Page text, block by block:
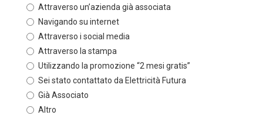
Attraverso un’azienda già associata
Navigando su internet
Attraverso i social media
Attraverso la stampa
Utilizzando la promozione “2 mesi gratis”
Sei stato contattato da Elettricità Futura
Già Associato
Altro